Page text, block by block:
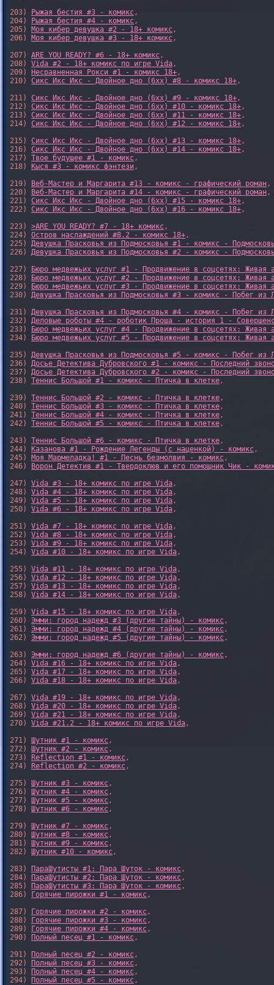
203)
Рыжая бестия #3 - комикс,
204)
Рыжая бестия #4 - комикс,
205) Моя кибер девушка #2 - 18+ комикс,
206) Моя кибер девушка #3 - 18+ комикс,
207) ARE YOU READY? #6 - 18+ комикс,
208) Vida #2 - 18+ комикс по игре Vida,
209)
Несравненная Рокси #1 - комикс 18+,
210) Сикс Икс Икс - Двойное дно (6xx) #8 - комикс 18+,
211) Сикс Икс Икс - Двойное дно (6xx) #9 - комикс 18+,
212) Сикс Икс Икс - Двойное дно (6xx) #10 - комикс 18+,
213) Сикс Икс Икс - Двойное дно (6xx) #11 - комикс 18+,
214) Сикс Икс Икс - Двойное дно (6xx) #12 - комикс 18+,
215) Сикс Икс Икс - Двойное дно (6xx) #13 - комикс 18+,
216) Сикс Икс Икс - Двойное дно (6xx) #14 - комикс 18+,
217) Твое будущее #1 - комикс,
218)
Кыся #3 - комикс фэнтези,
219)
Веб-Мастер и Маргарита #13 - комикс - графический роман,
220)
Веб-Мастер и Маргарита #14 - комикс - графический роман,
221) Сикс Икс Икс - Двойное дно (6xx) #15 - комикс 18+,
222) Сикс Икс Икс - Двойное дно (6xx) #16 - комикс 18+,
223) >ARE YOU READY? #7 - 18+ комикс,
224) Остров наслаждений #8.2 - комикс 18+,
225) Девушка Прасковья из Подмосковья #1 - комикс -
226) Девушка Прасковья из Подмосковья #2 - комикс -
227)
Бюро медвежьих услуг #1 - Продвижение в соцсетях: Живая
228)
Бюро медвежьих услуг #2 - Продвижение в соцсетях: Живая
229)
Бюро медвежьих услуг #3 - Продвижение в соцсетях: Живая
230) Девушка Прасковья из Подмосковья #3 - комикс - Побег из
231) Девушка Прасковья из Подмосковья #4 - комикс - Побег из
232) Деловые роботы #4 - роботик Проша - история 1 -
233)
Бюро медвежьих услуг #4 - Продвижение в соцсетях: Живая
234)
Бюро медвежьих услуг #5 - Продвижение в соцсетях: Живая
235) Девушка Прасковья из Подмосковья #5 - комикс - Побег из
236) Досье Детектива Дубровского #1 - комикс - Последний
237) Досье Детектива Дубровского #2 - комикс - Последний
238) Теннис Большой #1 - комикс - Птичка в клетке,
239) Теннис Большой #2 - комикс - Птичка в клетке,
240) Теннис Большой #3 - комикс - Птичка в клетке,
241) Теннис Большой #4 - комикс - Птичка в клетке,
242) Теннис Большой #5 - комикс - Птичка в клетке,
243) Теннис Большой #6 - комикс - Птичка в клетке,
244)
Казанова #1 - Рождение Легенды (с наценкой) - комикс,
245) Моя Мармеладка! #1 - Песнь безмолвия - комикс,
246)
Ворон Детектив #1 - Твердоклюв и его помощник Чик -
247) Vida #3 - 18+ комикс по игре Vida,
248) Vida #4 - 18+ комикс по игре Vida,
249) Vida #5 - 18+ комикс по игре Vida,
250) Vida #6 - 18+ комикс по игре Vida,
251) Vida #7 - 18+ комикс по игре Vida,
252) Vida #8 - 18+ комикс по игре Vida,
253) Vida #9 - 18+ комикс по игре Vida,
254) Vida #10 - 18+ комикс по игре Vida,
255) Vida #11 - 18+ комикс по игре Vida,
256) Vida #12 - 18+ комикс по игре Vida,
257) Vida #13 - 18+ комикс по игре Vida,
258) Vida #14 - 18+ комикс по игре Vida,
259) Vida #15 - 18+ комикс по игре Vida,
260) Эмми: город надежд #3 (другие тайны) - комикс,
261) Эмми: город надежд #4 (другие тайны) - комикс,
262) Эмми: город надежд #5 (другие тайны) - комикс,
263) Эмми: город надежд #6 (другие тайны) - комикс,
264) Vida #16 - 18+ комикс по игре Vida,
265) Vida #17 - 18+ комикс по игре Vida,
266) Vida #18 - 18+ комикс по игре Vida,
267) Vida #19 - 18+ комикс по игре Vida,
268) Vida #20 - 18+ комикс по игре Vida,
269) Vida #21 - 18+ комикс по игре Vida,
270) Vida #21.2 - 18+ комикс по игре Vida,
271) Шутник #1 - комикс,
272) Шутник #2 - комикс,
273)
Reflection #1 - комикс,
274)
Reflection #2 - комикс,
275) Шутник #3 - комикс,
276) Шутник #4 - комикс,
277) Шутник #5 - комикс,
278) Шутник #6 - комикс,
279) Шутник #7 - комикс,
280) Шутник #8 - комикс,
281) Шутник #9 - комикс,
282) Шутник #10 - комикс,
283)
ПараШутисты #1: Пара Шуток - комикс,
284)
ПараШутисты #2: Пара Шуток - комикс,
285)
ПараШутисты #3: Пара Шуток - комикс,
286)
Горячие пирожки #1 - комикс,
287)
Горячие пирожки #2 - комикс,
288)
Горячие пирожки #3 - комикс,
289)
Горячие пирожки #4 - комикс,
290)
Полный песец #1 - комикс,
291)
Полный песец #2 - комикс,
292)
Полный песец #3 - комикс,
293)
Полный песец #4 - комикс,
294)
Полный песец #5 - комикс,